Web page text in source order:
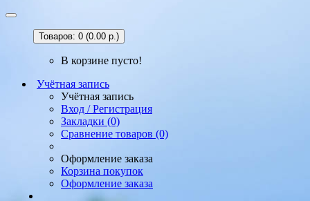
Товаров: 0 (0.00 р.)
В корзине пусто!
Учётная запись
Учётная запись
Вход / Регистрация
Закладки (0)
Сравнение товаров (0)
Оформление заказа
Корзина покупок
Оформление заказа